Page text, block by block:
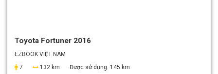
Toyota Fortuner 2016
EZBOOK VIỆT NAM
7
132 km Được sử dụng: 145 km